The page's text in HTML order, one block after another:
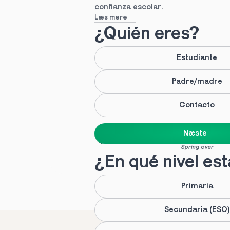
confianza escolar.
Læs mere
¿Quién eres?
Estudiante
Padre/madre
Contacto
Næste
Spring over
¿En qué nivel
Primaria
Secundaria (ESO)